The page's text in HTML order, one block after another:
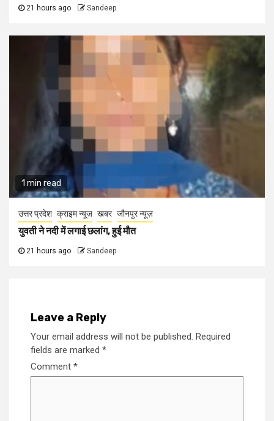
21 hours ago Sandeep
1 min read
उत्तर प्रदेश क्राइम न्यूज़ खबर जौनपुर न्यूज़
युवती ने नदी में लगाई छलांग, हुई मौत
21 hours ago Sandeep
Leave a Reply
Your email address will not be published. Required
fields are marked *
Comment *